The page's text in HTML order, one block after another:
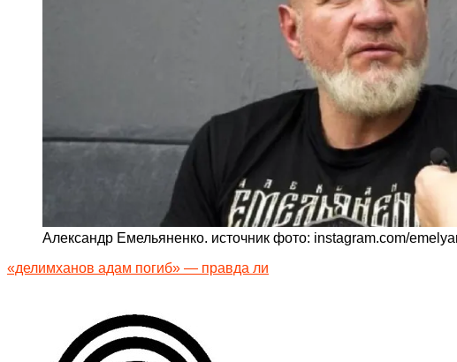
Александр Емельяненко. источник фото: instagram.com/
«делимханов адам погиб» — правда ли